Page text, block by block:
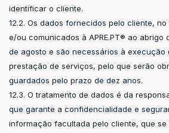
identificar o cliente.
12.2. Os dados fornecidos pelo cliente,
e/ou comunicados à APRE.PT® ao abrigo
de agosto e são necessários à execução
prestação de serviços, pelo que serão
guardados pelo prazo de dez anos.
12.3. O tratamento de dados é da
que garante a confidencialidade e
informação facultada pelo cliente, que se